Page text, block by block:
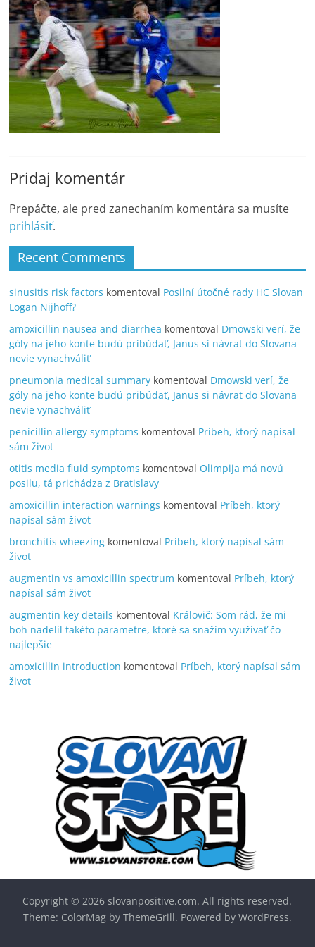
Pridaj komentár
Prepáčte, ale pred zanechaním komentára sa musíte
prihlásiť.
Recent Comments
sinusitis risk factors komentoval Posilní útočné rady HC Slovan
Logan Nijhoff?
amoxicillin nausea and diarrhea komentoval Dmowski verí, že
góly na jeho konte budú pribúdať, Janus si návrat do Slovana
nevie vynachváliť
pneumonia medical summary komentoval Dmowski verí, že
góly na jeho konte budú pribúdať, Janus si návrat do Slovana
nevie vynachváliť
penicillin allergy symptoms komentoval Príbeh, ktorý napísal
sám život
otitis media fluid symptoms komentoval Olimpija má novú
posilu, tá prichádza z Bratislavy
amoxicillin interaction warnings komentoval Príbeh, ktorý
napísal sám život
bronchitis wheezing komentoval Príbeh, ktorý napísal sám
život
augmentin vs amoxicillin spectrum komentoval Príbeh, ktorý
napísal sám život
augmentin key details komentoval Královič: Som rád, že mi
boh nadelil takéto parametre, ktoré sa snažím využívať čo
najlepšie
amoxicillin introduction komentoval Príbeh, ktorý napísal sám
život
Copyright © 2026slovanpositive.com. All rights reserved.
Theme: ColorMagby ThemeGrill. Powered by WordPress.